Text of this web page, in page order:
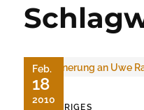
Feb.
18
2010
TRAURIGES